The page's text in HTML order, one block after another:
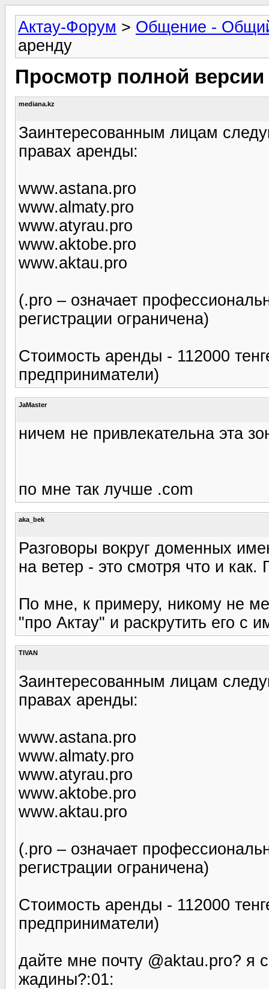
Актау-Форум > Общение -
аренду
Просмотр полной
mediana.kz
Заинтересованным лицам
правах аренды:
www.astana.pro
www.almaty.pro
www.atyrau.pro
www.aktobe.pro
www.aktau.pro
(.pro – означает
регистрации ограничена)
Стоимость аренды - 112000
предприниматели)
JaMaster
ничем не привлекательна эта
по мне так лучше .com
aka_bek
Разговоры вокруг доменных
на ветер - это смотря что и
По мне, к примеру, никому не
"про Актау" и раскрутить его с
TIVAN
Заинтересованным лицам
правах аренды:
www.astana.pro
www.almaty.pro
www.atyrau.pro
www.aktobe.pro
www.aktau.pro
(.pro – означает
регистрации ограничена)
Стоимость аренды - 112000
предприниматели)
дайте мне почту @aktau.pro? я
жадины?:01: